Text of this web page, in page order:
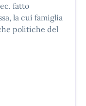
fatto
la cui famiglia
politiche del